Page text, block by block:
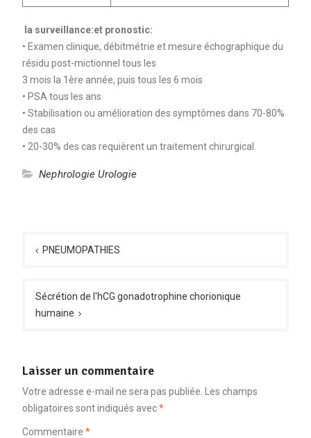
la surveillance:et pronostic:
• Examen clinique, débitmétrie et mesure échographique du
résidu post-mictionnel tous les
3 mois la 1ère année, puis tous les 6 mois
• PSA tous les ans
• Stabilisation ou amélioration des symptômes dans 70-80%
des cas
• 20-30% des cas requièrent un traitement chirurgical.
Nephrologie Urologie
de PNEUMOPATHIES
Sécrétion de l'hCG gonadotrophine chorionique
humaine
Laisser un commentaire
Votre adresse e-mail ne sera pas publiée.
Les champs
obligatoires sont indiqués avec*
Commentaire *